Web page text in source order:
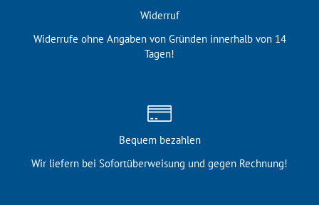
Widerruf
Widerrufe ohne Angaben von Gründen innerhalb von 14
Tagen!
Bequem bezahlen
Wir liefern bei Sofortüber­weisung und gegen Rechnung!